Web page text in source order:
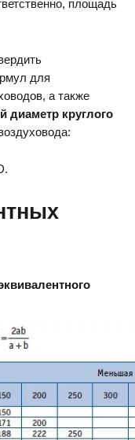
площадь
для
а также
диаметр круглого